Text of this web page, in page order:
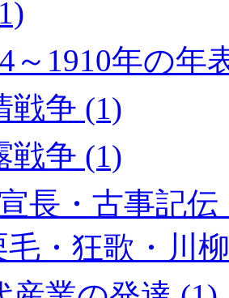
～1910年の年
戦争 (1)
戦争 (1)
長・古事記
・狂歌・川